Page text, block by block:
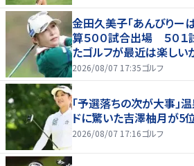
金田久美子「あんびりー
算５００試合出場 ５０１
たゴルフが最近は楽しい
たいな」
2026/08/07 17:35ゴルフ
「予選落ちの次が大事」
ドに驚いた吉澤柚月が5
2026/08/07 17:16ゴルフ